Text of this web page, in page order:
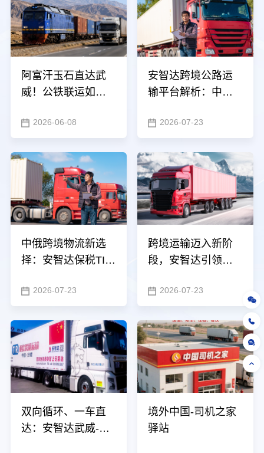
阿富汗玉石直达武
威！公铁联运如何
难题？安智达领跑
新线路
2026-06-08
安智达跨境公路运
输平台解析：中亚
赖数字化
2026-07-23
中俄跨境物流新选
择：安智达保税TIR
2026-07-23
跨境运输迈入新阶
段，安智达引领国
升级2026-07-23
双向循环、一车直
达：安智达武威-格
境外中国-司机之家
驿站